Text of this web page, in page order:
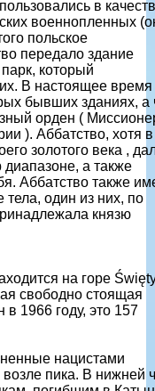
в
военнопленных
польское
передало здание
который
В настоящее время
бывших зданиях, а
орден (
). Аббатство, хотя в
золотого века ,
а также
Аббатство также
один из них, по
князю
на горе
свободно стоящая
1966 году, это 157
нацистами
пика. В нижней